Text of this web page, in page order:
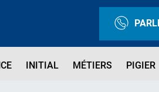
INITIAL MÉTIERS PIGIER